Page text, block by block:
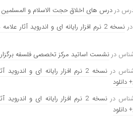
در درس های اخلاق حجت الاسلام و المسلمین
نسخه 2 نرم افزار رایانه ای و اندروید آثار
در نشست اساتید مرکز تخصصی فلسفه
در
نسخه 2 نرم افزار رایانه ای و اندروید
دانلود
در
نسخه 2 نرم افزار رایانه ای و اندروید
دانلود